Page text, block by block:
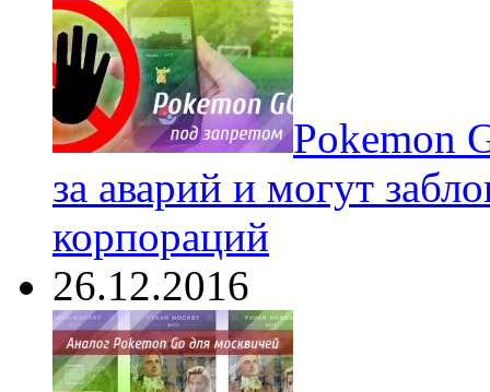
Pokеmon
за аварий и могут
корпораций
26.12.2016